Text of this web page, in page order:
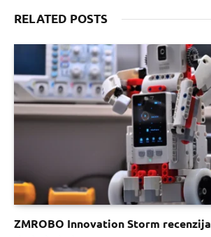
RELATED POSTS
ZMROBO Innovation Storm recenzija